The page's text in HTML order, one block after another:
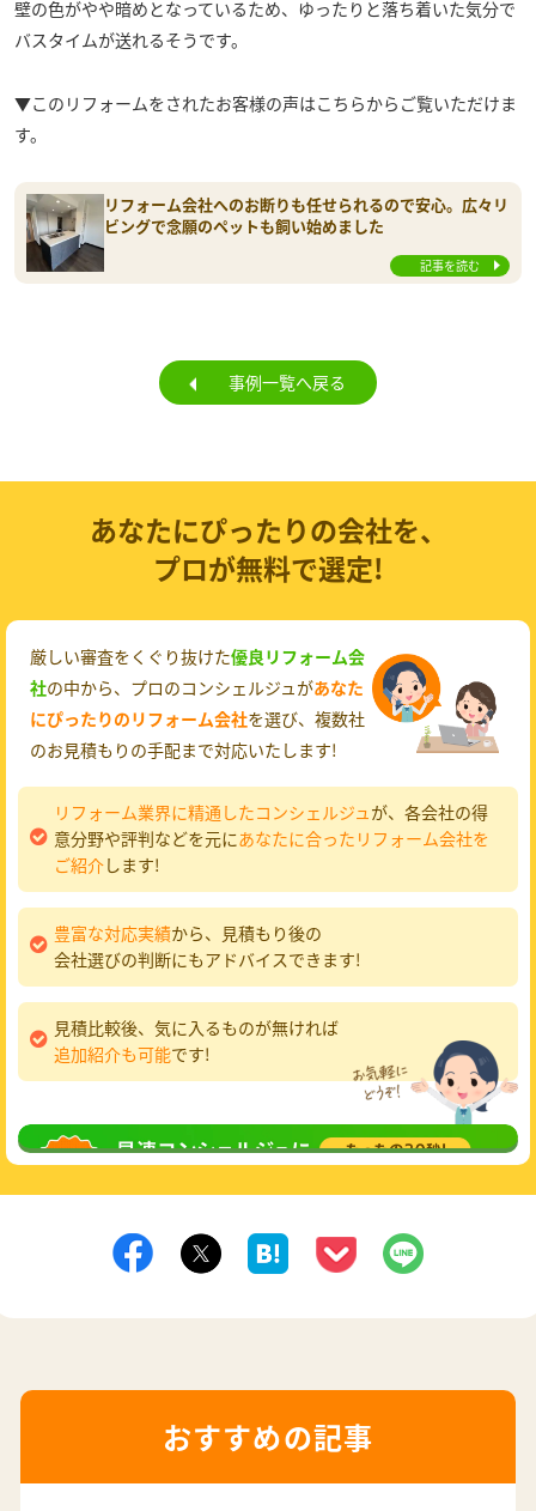
壁の色がやや暗めとなっているため、ゆったりと落ち着いた気分で
バスタイムが送れるそうです。
▼このリフォームをされたお客様の声はこちらからご覧いただけま
す。
リフォーム会社へのお断りも任せられるので安心。広々リ
ビングで念願のペットも飼い始めました
記事を読む
事例一覧へ戻る
あなたにぴったりの会社を、
プロが無料で選定!
厳しい審査をくぐり抜けた優良リフォーム会
社の中から、プロのコンシェルジュがあなた
にぴったりのリフォーム会社を選び、複数社
のお見積もりの手配まで対応いたします!
リフォーム業界に精通したコンシェルジュ が、各会社の得
意分野や評判などを元にあなたに合ったリフォーム会社を
ご紹介します!
豊富な対応実績から、見積もり後の
会社選びの判断にもアドバイスできます!
見積比較後、気に入るものが無ければ
追加紹介も可能です!
してみる
おすすめの記事